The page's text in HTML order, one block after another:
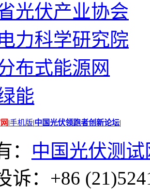
光伏产业协会
力科学研究院
布式能源网
能
|手机版|中国光伏领跑者创新论坛|
： 中国光伏测试
诉：+86